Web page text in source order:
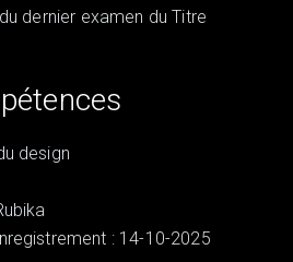
dernier examen du Titre
design
: 14-10-2025